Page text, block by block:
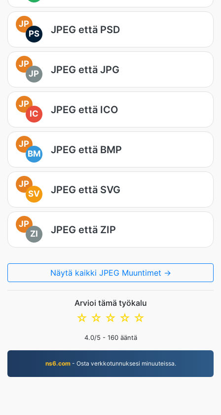
JP
PS
JPEG että PSD
JP
JP
JPEG että JPG
JP
IC
JPEG että ICO
JP
BM
JPEG että BMP
JP
SV
JPEG että SVG
JP
ZI
JPEG että ZIP
Näytä kaikki JPEG Muuntimet →
Arvioi tämä työkalu
☆
☆
☆
☆
☆
4.0/5 - 160ääntä
ns6.com- Osta verkkotunnuksesi minuuteissa.